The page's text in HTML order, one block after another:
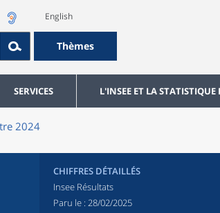
English
Thèmes
SERVICES L'INSEE ET LA
2024
CHIFFRES DÉTAILLÉS
Insee Résultats
Paru le : 28/02/2025